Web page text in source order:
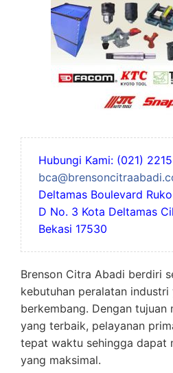
Hubungi Kami: (021)
Deltamas Boulevard
D No. 3 Kota Deltamas
Bekasi 17530
Brenson Citra Abadi berdiri
kebutuhan peralatan industri
berkembang. Dengan tujuan
yang terbaik, pelayanan
tepat waktu sehingga dapat
yang maksimal.